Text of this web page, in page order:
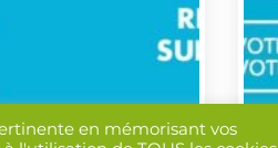
en mémorisant vos